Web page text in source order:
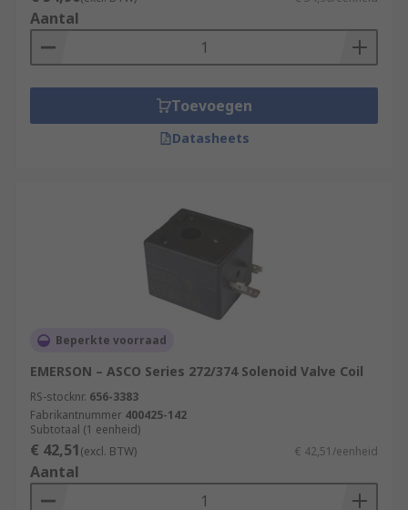
Aantal
Toevoegen
Datasheets
Beperkte voorraad
EMERSON – ASCO Series 272/374 Solenoid Valve Coil
RS-stocknr. 656-3383
Fabrikantnummer 400425-142
Subtotaal (1 eenheid)
€ 42,51(excl. BTW) € 42,51/eenheid
Aantal